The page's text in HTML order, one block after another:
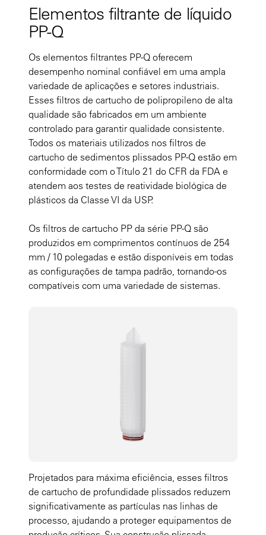
Elementos filtrante de líquido
PP-Q
Os elementos filtrantes PP-Q oferecem
desempenho nominal confiável em uma ampla
variedade de aplicações e setores industriais.
Esses filtros de cartucho de polipropileno de alta
qualidade são fabricados em um ambiente
controlado para garantir qualidade consistente.
Todos os materiais utilizados nos filtros de
cartucho de sedimentos plissados PP-Q estão em
conformidade com o Título 21 do CFR da FDA e
atendem aos testes de reatividade biológica de
plásticos da Classe VI da USP.
Os filtros de cartucho PP da série PP-Q são
produzidos em comprimentos contínuos de 254
mm / 10 polegadas e estão disponíveis em todas
as configurações de tampa padrão, tornando-os
compatíveis com uma variedade de sistemas.
Projetados para máxima eficiência, esses filtros
de cartucho de profundidade plissados reduzem
significativamente as partículas nas linhas de
processo, ajudando a proteger equipamentos de